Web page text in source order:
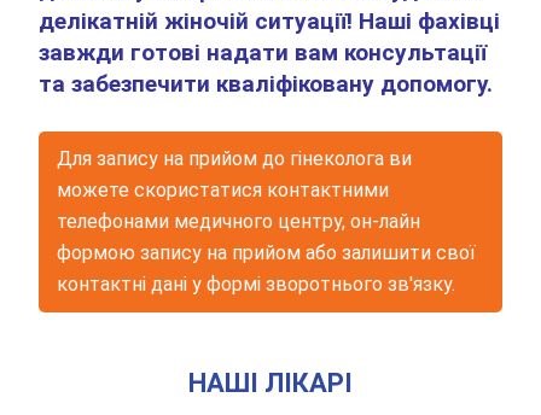
делікатній жіночій ситуації! Наші фахівці
завжди готові надати вам консультації
та забезпечити кваліфіковану допомогу.
Для запису на прийом до гінеколога ви
можете скористатися контактними
телефонами медичного центру, он-лайн
формою запису на прийом або залишити свої
контактні дані у формі зворотнього зв'язку.
НАШІ ЛІКАРІ